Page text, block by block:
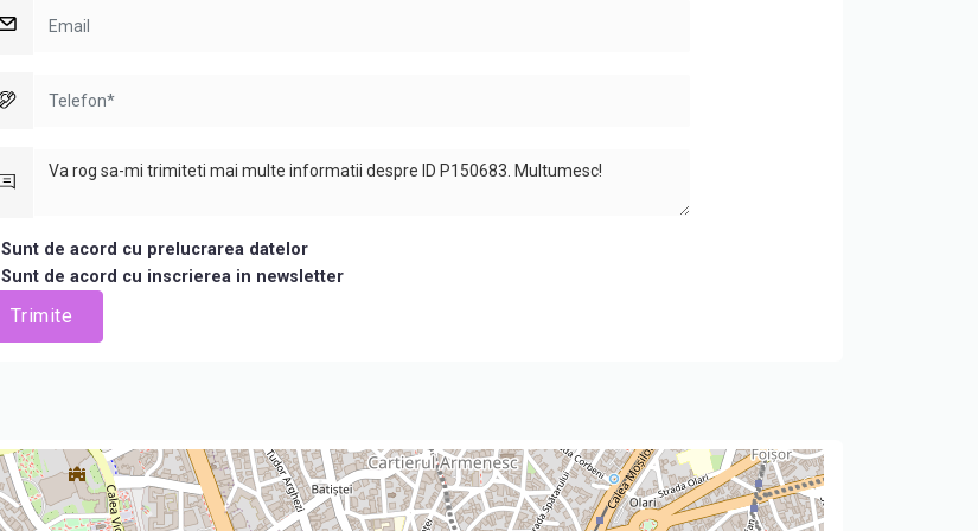
Sunt de acord cu prelucrarea datelor
Sunt de acord cu inscrierea in newsletter